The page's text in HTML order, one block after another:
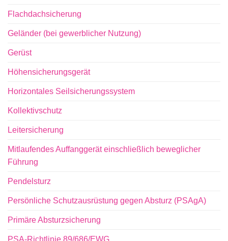
Flachdachsicherung
Geländer (bei gewerblicher Nutzung)
Gerüst
Höhensicherungsgerät
Horizontales Seilsicherungssystem
Kollektivschutz
Leitersicherung
Mitlaufendes Auffanggerät einschließlich beweglicher
Führung
Pendelsturz
Persönliche Schutzausrüstung gegen Absturz (PSAgA)
Primäre Absturzsicherung